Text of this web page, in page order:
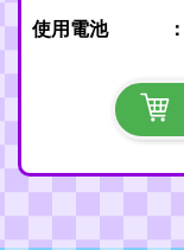
使用電池